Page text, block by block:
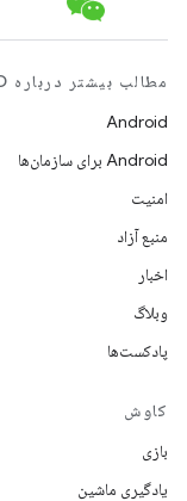
مطالب بیشتر درباره ANDROID
Android
Android برای سازمان‌ها
امنیت
منبع آزاد
اخبار
وبلاگ
پادکست‌ها
کاوش
بازی
یادگیری ماشین